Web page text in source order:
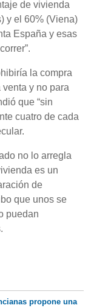
de vivienda
y el 60% (Viena)
España y esas
la compra
y no para
que “sin
cuatro de cada
no lo arregla
es un
de
que unos se
puedan
propone una